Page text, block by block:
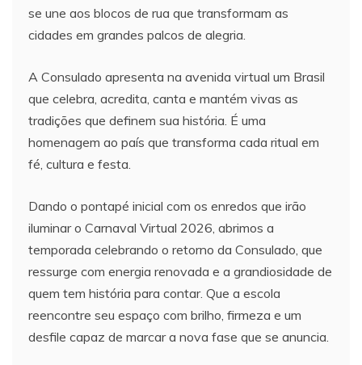
se une aos blocos de rua que transformam as
cidades em grandes palcos de alegria.
A Consulado apresenta na avenida virtual um Brasil
que celebra, acredita, canta e mantém vivas as
tradições que definem sua história. É uma
homenagem ao país que transforma cada ritual em
fé, cultura e festa.
Dando o pontapé inicial com os enredos que irão
iluminar o Carnaval Virtual 2026, abrimos a
temporada celebrando o retorno da Consulado, que
ressurge com energia renovada e a grandiosidade de
quem tem história para contar. Que a escola
reencontre seu espaço com brilho, firmeza e um
desfile capaz de marcar a nova fase que se anuncia.